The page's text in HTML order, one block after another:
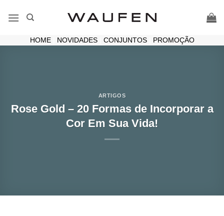
HOME| NOVIDADES| CONJUNTOS| PROMOÇÃO
ARTIGOS
Rose Gold – 20 Formas de Incorporar a
Cor Em Sua Vida!